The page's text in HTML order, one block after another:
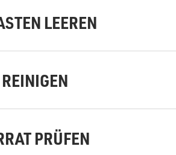
LEEREN
PRÜFEN